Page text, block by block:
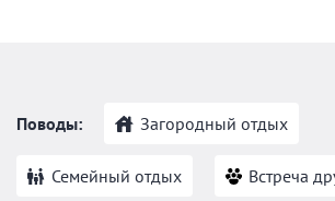
Поводы: Загородный отдых
Семейный отдых Встреча